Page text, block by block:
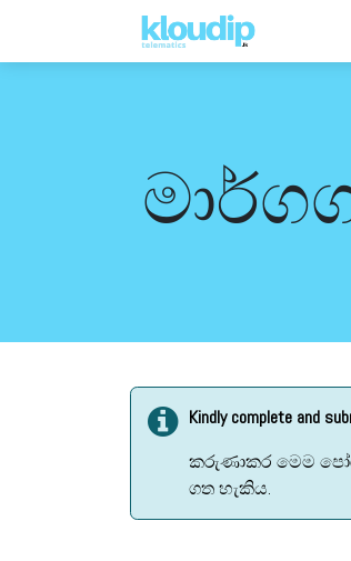
Kindly complete and
කරුණාකර මෙම
ගත හැකිය.